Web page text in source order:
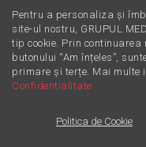
Dincolo de
iritare?
Pentru a personaliza și
site-ul nostru, GRUPUL
tip cookie. Prin
butonului “Am înțeles”,
primare și terțe. Mai multe
Confidentialitate
Politica de Cookie